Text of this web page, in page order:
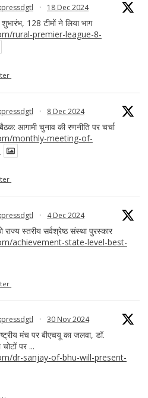
· 18 Dec 2024
शुभारंभ, 128 टीमों ने लिया भाग
rural-premier-league-8-
· 8 Dec 2024
बैठक: आगामी चुनाव की रणनीति पर चर्चा
monthly-meeting-of-
· 4 Dec 2024
स्तरीय सर्वश्रेष्ठ संस्था पुरस्कार
achievement-state-level-best-
· 30 Nov 2024
मंच पर बीएचयू का जलवा, डॉ.
पर ...
dr-sanjay-of-bhu-will-present-